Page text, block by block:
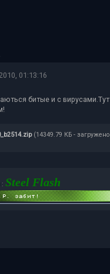
01:13:16
битые и с
(14349.79 КБ -
: Steel Flash